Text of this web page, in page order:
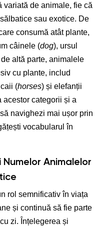
variată de animale, fie că
sau exotice. De
consumă atât plante,
câinele (dog), ursul
altă parte, animalele
cu plante, includ
(horses) și elefanții
acestor categorii și a
navighezi mai ușor prin
vocabularul în
Animalelor
rol semnificativ în viața
și continuă să fie parte
zi. Înțelegerea și